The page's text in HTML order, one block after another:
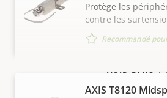
VOIR PLUS
Protège les
contre les
Recommandé
AXIS T8120